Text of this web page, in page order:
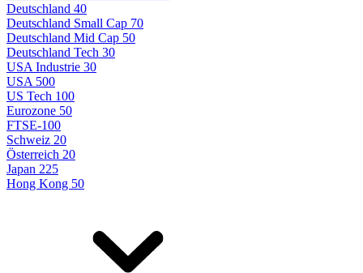
Deutschland 40
Deutschland Small Cap 70
Deutschland Mid Cap 50
Deutschland Tech 30
USA Industrie 30
USA 500
US Tech 100
Eurozone 50
FTSE-100
Schweiz 20
Österreich 20
Japan 225
Hong Kong 50